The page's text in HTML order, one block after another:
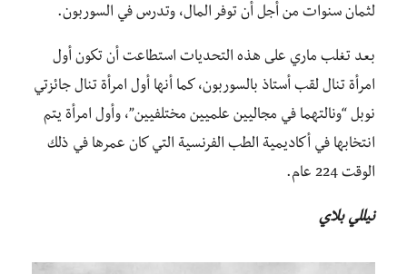
لثمان سنوات من أجل أن توفر المال، وتدرس في السوربون.
بعد تغلب ماري على هذه التحديات استطاعت أن تكون أول
امرأة تنال لقب أستاذ بالسوربون، كما أنها أول امرأة تنال جائزتي
نوبل “ونالتهما في مجاليين علميين مختلفيين”، وأول امرأة يتم
انتخابها في أكاديمية الطب الفرنسية التي كان عمرها في ذلك
الوقت 224 عام.
نيللي بلاي